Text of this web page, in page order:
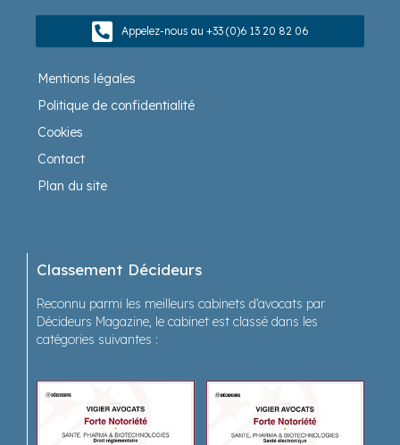
Appelez-nous au +33 (0)6 13 20 82 06
Mentions légales
Politique de confidentialité
Cookies
Contact
Plan du site
Classement Décideurs
Reconnu parmi les meilleurs cabinets d’avocats par
Décideurs Magazine, le cabinet est classé dans les
catégories suivantes :